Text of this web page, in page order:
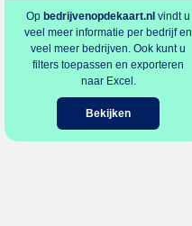
Op bedrijvenopdekaart.nl vindt u
veel meer informatie per bedrijf en
veel meer bedrijven. Ook kunt u
filters toepassen en exporteren
naar Excel.
Bekijken